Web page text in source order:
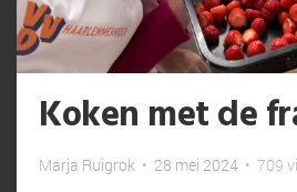
Koken met de
Marja Ruigrok • 28 mei 2024 • 709